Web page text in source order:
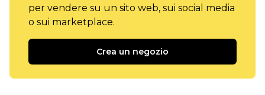
per vendere su un sito web, sui social media
o sui marketplace.
Crea un negozio